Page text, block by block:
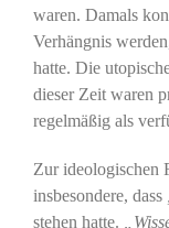
waren. Damals
Verhängnis
hatte. Die
dieser Zeit waren
regelmäßig als
Zur ideologischen
insbesondere, dass
stehen hatte.